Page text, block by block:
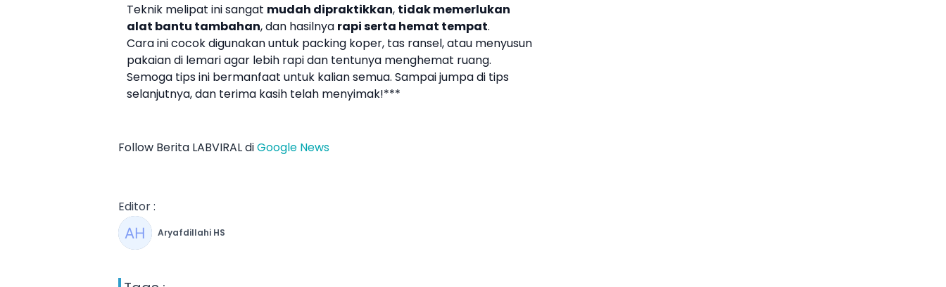
Teknik melipat ini sangat mudah dipraktikkan, tidak memerlukan
alat bantu tambahan, dan hasilnya rapi serta hemat tempat.
Cara ini cocok digunakan untuk packing koper, tas ransel, atau menyusun
pakaian di lemari agar lebih rapi dan tentunya menghemat ruang.
Semoga tips ini bermanfaat untuk kalian semua. Sampai jumpa di tips
selanjutnya, dan terima kasih telah menyimak!***
Follow Berita LABVIRAL diGoogle News
Editor :
Aryafdillahi HS